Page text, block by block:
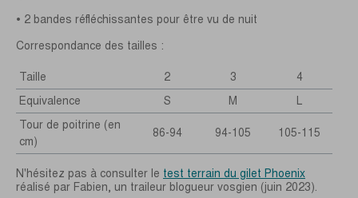
• 2 bandes réfléchissantes pour être vu de nuit
Correspondance des tailles :
Taille 2 3
4
Equivalence
S M
L
Tour de poitrine (en
cm)
86-94 94-105 105-115
N'hésitez pas à consulter le test terrain du gilet Phoenix
réalisé par Fabien, un traileur blogueur vosgien (juin 2023).